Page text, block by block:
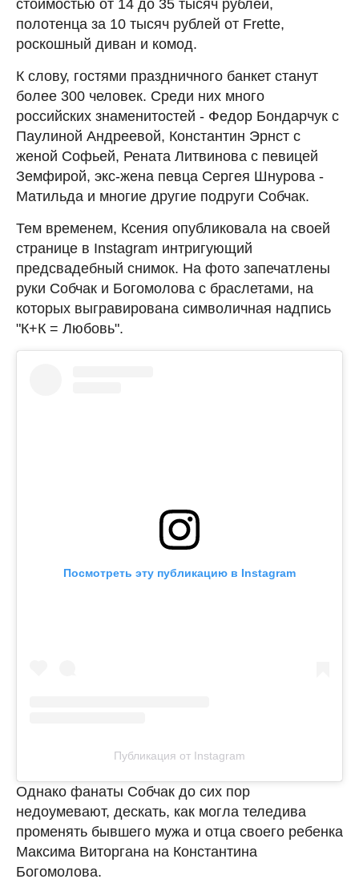
стоимостью от 14 до 35 тысяч рублей,
полотенца за 10 тысяч рублей от Frette,
роскошный диван и комод.
К слову, гостями праздничного банкет станут
более 300 человек. Среди них много
российских знаменитостей - Федор Бондарчук с
Паулиной Андреевой, Константин Эрнст с
женой Софьей, Рената Литвинова с певицей
Земфирой, экс-жена певца Сергея Шнурова -
Матильда и многие другие подруги Собчак.
Тем временем, Ксения опубликовала на своей
странице в Instagram интригующий
предсвадебный снимок. На фото запечатлены
руки Собчак и Богомолова с браслетами, на
которых выгравирована символичная надпись
"К+К = Любовь".
Посмотреть эту публикацию в Instagram
Публикация от Instagram
Однако фанаты Собчак до сих пор
недоумевают, дескать, как могла теледива
променять бывшего мужа и отца своего ребенка
Максима Виторгана на Константина
Богомолова.